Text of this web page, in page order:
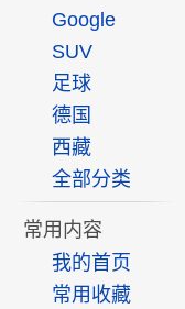
Google
SUV
足球
德国
西藏
全部分类
常用内容
我的首页
常用收藏